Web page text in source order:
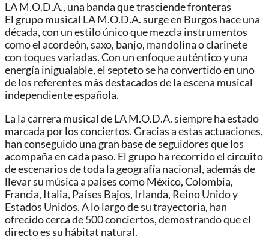
LA M.O.D.A., una banda que trasciende fronteras
El grupo musical LA M.O.D.A. surge en Burgos hace una
década, con un estilo único que mezcla instrumentos
como el acordeón, saxo, banjo, mandolina o clarinete
con toques variadas. Con un enfoque auténtico y una
energía inigualable, el septeto se ha convertido en uno
de los referentes más destacados de la escena musical
independiente española.
La la carrera musical de LA M.O.D.A. siempre ha estado
marcada por los conciertos. Gracias a estas actuaciones,
han conseguido una gran base de seguidores que los
acompaña en cada paso. El grupo ha recorrido el circuito
de escenarios de toda la geografía nacional, además de
llevar su música a países como México, Colombia,
Francia, Italia, Países Bajos, Irlanda, Reino Unido y
Estados Unidos. A lo largo de su trayectoria, han
ofrecido cerca de 500 conciertos, demostrando que el
directo es su hábitat natural.